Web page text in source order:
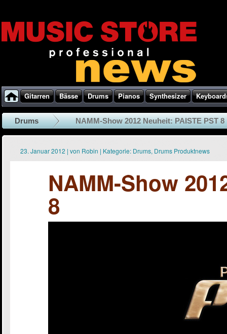
Gitarren Bässe Drums Pianos Synthesizer
Drums NAMM-Show 2012 Neuheit: PAISTE PST 8
23. Januar 2012 | von Robin | Kategorie: Drums, Drums Produktnews
NAMM-Show
8